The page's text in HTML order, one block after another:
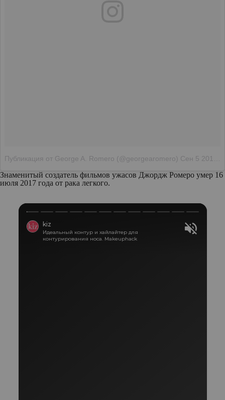
Публикация от George A. Romero (@georgearomero) Сен 5 2017 в 9:50 PDT
Знаменитый создатель фильмов ужасов Джордж Ромеро умер 16
июля 2017 года от рака легкого.